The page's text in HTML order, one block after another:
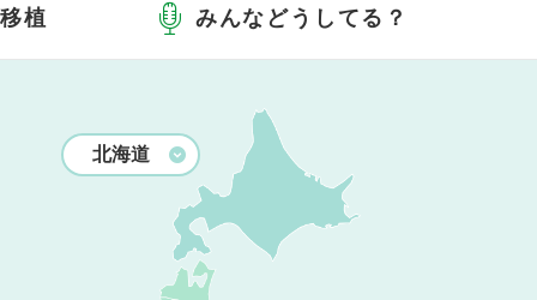
植 みんなどうしてる？
北海道